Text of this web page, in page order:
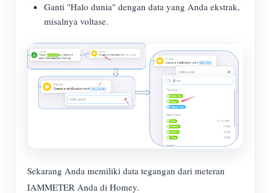
Ganti "Halo dunia" dengan data yang Anda ekstrak,
misalnya voltase.
Sekarang Anda memiliki data tegangan dari meteran
IAMMETER Anda di Homey.